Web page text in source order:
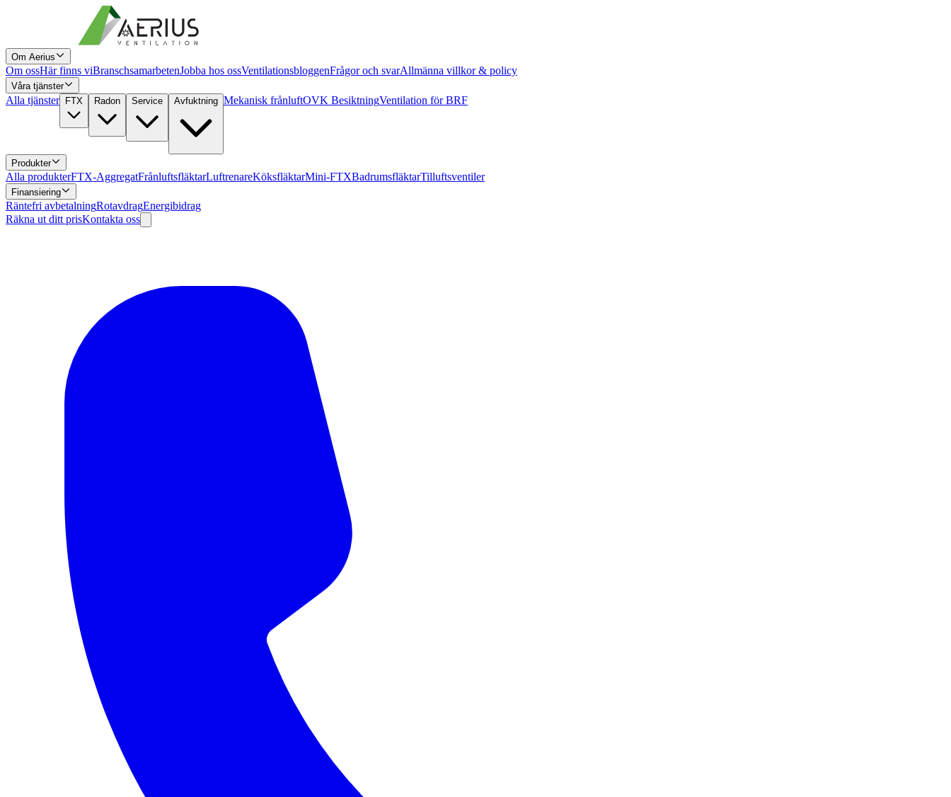
Om Aerius
Om ossHär finns viBranschsamarbetenJobba hos ossVentilationsbloggenFrågor och svarAllmänna villkor & policy
Våra tjänster
Alla tjänster FTX Radon Service Avfuktning Mekanisk frånluftOVK BesiktningVentilation för BRF
Produkter
Alla produkterFTX-AggregatFrånluftsfläktarLuftrenareKöksfläktarMini-FTXBadrumsfläktarTilluftsventiler
Finansiering
Räntefri avbetalningRotavdragEnergibidrag
Räkna ut ditt prisKontakta oss